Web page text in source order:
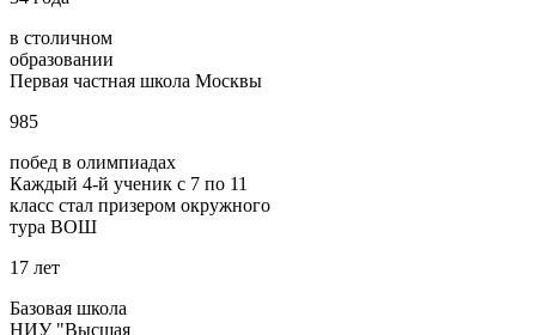
в столичном
образовании
Первая частная школа Москвы
985
побед в олимпиадах
Каждый 4-й ученик с 7 по 11
класс стал призером окружного
тура ВОШ
17 лет
Базовая школа
НИУ "Высшая